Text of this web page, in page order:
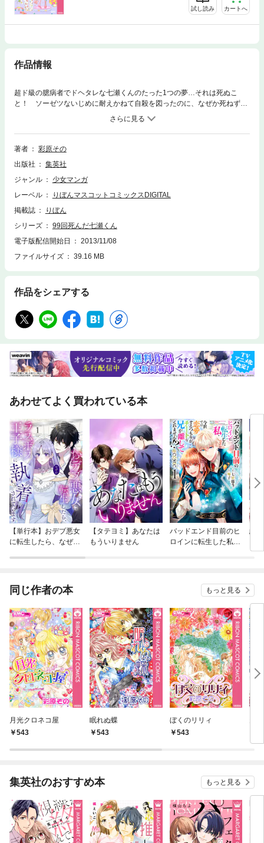
試し読み カートへ
作品情報
超ド級の臆病者でドヘタレな七瀬くんのたった1つの夢…それは死ぬこ
と！ ソーゼツないじめに耐えかねて自殺を図ったのに、なぜか死ねず不
死身体質に…。死にたがりの七瀬くんは危険な現場に首を突っ込んでは失
敗、なりゆきで人を助けてしまう。そんな七瀬くんを不死身のヒーローだ
と勘違いしたクラスメイト、相川まさみのペースに巻き込まれて、なぜか
ヒーロー活動をすることになって…!? 笑えて泣けちゃう（!?）ちょっぴ
著者
彩原その
出版社
集英社
ジャンル
少女マンガ
レーベル
りぼんマスコットコミックスDIGITAL
掲載誌
りぼん
シリーズ
99回死んだ七瀬くん
電子版配信開始日
2013/11/08
ファイルサイズ
39.16 MB
作品をシェアする
あわせてよく買われている本
【単行本】おデブ悪女
に転生したら、なぜか
【タテヨミ】あなたは
もういりません
バッドエンド目前のヒ
ロインに転生した私、
結
同じ作者の本 もっと見る
月光クロネコ屋
543
眠れぬ蝶
543
ぼくのリリィ
543
集英社のおすすめ本 もっと見る